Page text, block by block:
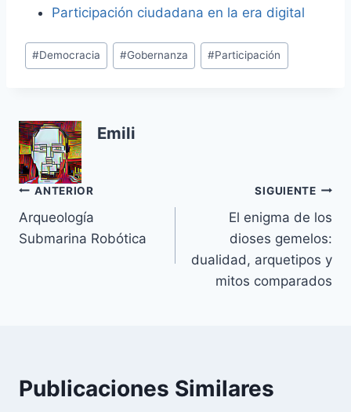
Participación ciudadana en la era digital
Etiquetas
de
#Democracia #Gobernanza #Participación
Emili
Navegación
de
ANTERIOR
Arqueología
Submarina Robótica
SIGUIENTE
El enigma de los
dioses gemelos:
dualidad, arquetipos y
mitos comparados
Publicaciones Similares